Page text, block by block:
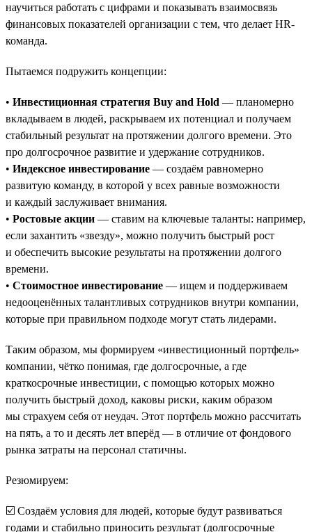
научиться работать с цифрами и показывать взаимосвязь
финансовых показателей организации с тем, что делает HR-
команда.
Пытаемся подружить концепции:
• Инвестиционная стратегия Buy and Hold — планомерно
вкладываем в людей, раскрываем их потенциал и получаем
стабильный результат на протяжении долгого времени. Это
про долгосрочное развитие и удержание сотрудников.
• Индексное инвестирование — создаём равномерно
развитую команду, в которой у всех равные возможности
и каждый заслуживает внимания.
• Ростовые акции — ставим на ключевые таланты: например,
если захантить «звезду», можно получить быстрый рост
и обеспечить высокие результаты на протяжении долгого
времени.
• Стоимостное инвестирование — ищем и поддерживаем
недооценённых талантливых сотрудников внутри компании,
которые при правильном подходе могут стать лидерами.
Таким образом, мы формируем «инвестиционный портфель»
компании, чётко понимая, где долгосрочные, а где
краткосрочные инвестиции, с помощью которых можно
получить быстрый доход, каковы риски, каким образом
мы страхуем себя от неудач. Этот портфель можно рассчитать
на пять, а то и десять лет вперёд — в отличие от фондового
рынка затраты на персонал статичны.
Резюмируем:
☑️ Создаём условия для людей, которые будут развиваться
годами и стабильно приносить результат (долгосрочные